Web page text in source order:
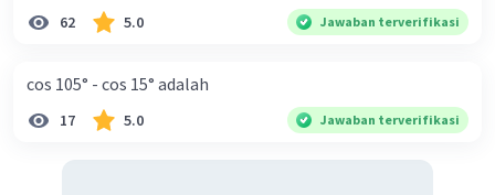
62 5.0 Jawaban terverifikasi
cos 105° - cos 15° adalah
17 5.0 Jawaban terverifikasi